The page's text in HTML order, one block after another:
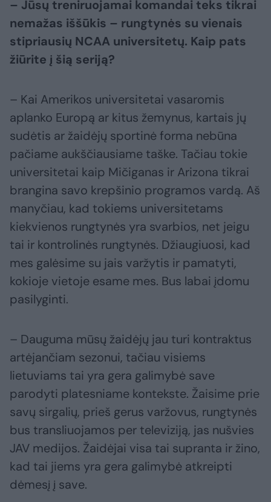
– Jūsų treniruojamai komandai teks tikrai
nemažas iššūkis – rungtynės su vienais
stipriausių NCAA universitetų. Kaip pats
žiūrite į šią seriją?
– Kai Amerikos universitetai vasaromis
aplanko Europą ar kitus žemynus, kartais jų
sudėtis ar žaidėjų sportinė forma nebūna
pačiame aukščiausiame taške. Tačiau tokie
universitetai kaip Mičiganas ir Arizona tikrai
brangina savo krepšinio programos vardą. Aš
manyčiau, kad tokiems universitetams
kiekvienos rungtynės yra svarbios, net jeigu
tai ir kontrolinės rungtynės. Džiaugiuosi, kad
mes galėsime su jais varžytis ir pamatyti,
kokioje vietoje esame mes. Bus labai įdomu
pasilyginti.
– Dauguma mūsų žaidėjų jau turi kontraktus
artėjančiam sezonui, tačiau visiems
lietuviams tai yra gera galimybė save
parodyti platesniame kontekste. Žaisime prie
savų sirgalių, prieš gerus varžovus, rungtynės
bus transliuojamos per televiziją, jas nušvies
JAV medijos. Žaidėjai visa tai supranta ir žino,
kad tai jiems yra gera galimybė atkreipti
dėmesį į save.